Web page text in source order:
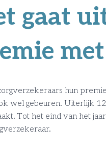
gaat
hun
wel gebeuren. Uiterlijk
Tot het eind van het